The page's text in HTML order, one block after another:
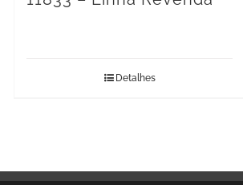
Detalhes